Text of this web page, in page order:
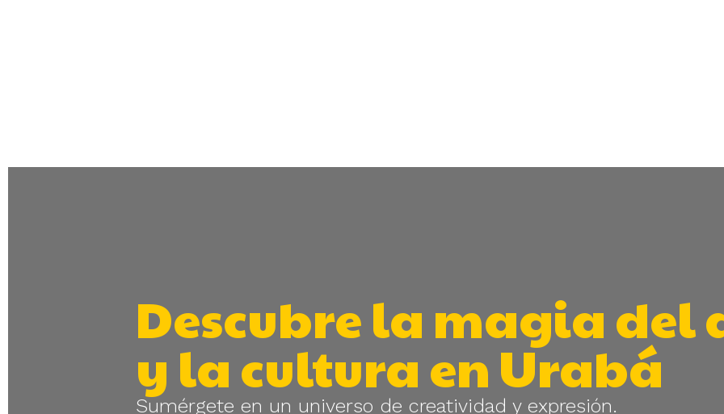
Descubre la magia del
y la cultura en Urabá
Sumérgete en un universo de creatividad y expresión.